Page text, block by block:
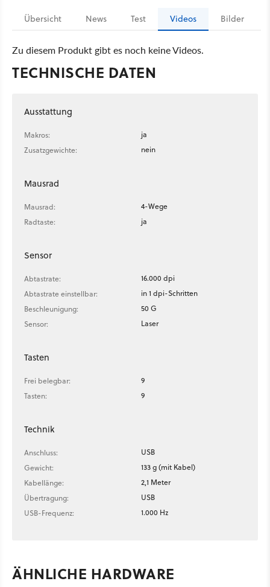
Übersicht News Test Videos Bilder
Zu diesem Produkt gibt es noch keine Videos.
TECHNISCHE DATEN
Ausstattung
Makros:
ja
Zusatzgewichte:
nein
Mausrad
Mausrad:
4-Wege
Radtaste:
ja
Sensor
Abtastrate:
16.000 dpi
Abtastrate einstellbar:
in 1 dpi-Schritten
Beschleunigung:
50 G
Sensor:
Laser
Tasten
Frei belegbar:
9
Tasten:
9
Technik
Anschluss:
USB
Gewicht:
133 g (mit Kabel)
Kabellänge:
2,1 Meter
Übertragung:
USB
USB-Frequenz:
1.000 Hz
ÄHNLICHE HARDWARE